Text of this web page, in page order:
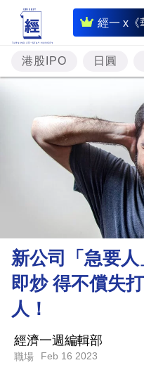
經一 x《
即
時
財
經
題
投
樓
市
理
財
商
科
技
港股IPO 日圓
新公司「急要人
即炒 得不償失
人！
經濟一週編輯部
職場 Feb 16 2023